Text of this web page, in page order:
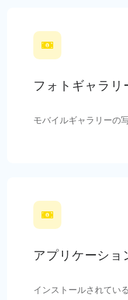
フォトギャラリ
モバイルギャラリーの
アプリケーショ
インストールされてい